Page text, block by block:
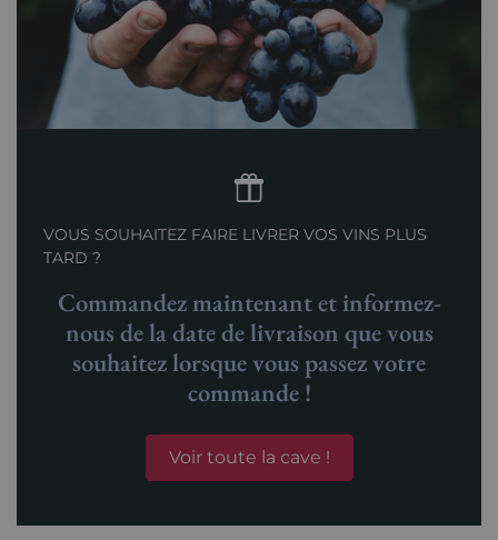
VOUS SOUHAITEZ FAIRE LIVRER VOS VINS PLUS
TARD ?
Commandez maintenant et informez-
nous de la date de livraison que vous
souhaitez lorsque vous passez votre
commande !
Voir toute la cave !